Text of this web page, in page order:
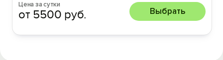
Цена за сутки
от 5500 руб. Выбрать